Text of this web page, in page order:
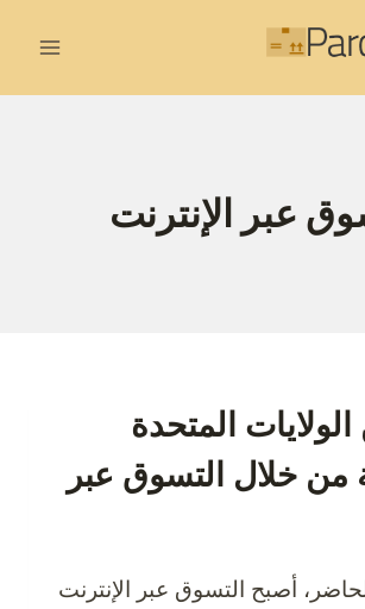
عبر الإنترنت
المتحدة
من خلال التسوق عبر
أصبح التسوق عبر الإنترنت